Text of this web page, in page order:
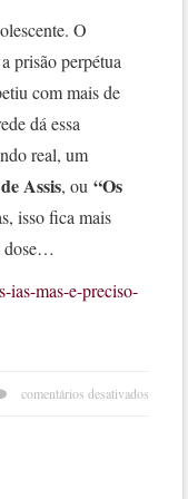
O
prisão perpétua
com mais de
dá essa
real, um
Assis, ou “Os
isso fica mais
dose…
ias-mas-e-preciso-
comentários desativados